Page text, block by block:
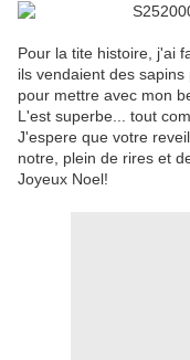
Pour la tite histoire, j'ai
ils vendaient des
pour mettre avec mon
L'est superbe... tout
J'espere que votre
notre, plein de rires et
Joyeux Noel!